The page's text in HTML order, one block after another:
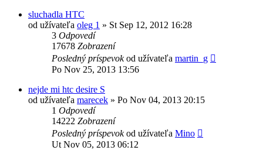
sluchadla HTC
od užívateľa oleg 1 » St Sep 12, 2012 16:28
3 Odpovedí
17678 Zobrazení
Posledný príspevokod užívateľa martin_g
Po Nov 25, 2013 13:56
nejde mi htc desire S
od užívateľa marecek » Po Nov 04, 2013 20:15
1 Odpovedí
14222 Zobrazení
Posledný príspevokod užívateľa Mino
Ut Nov 05, 2013 06:12